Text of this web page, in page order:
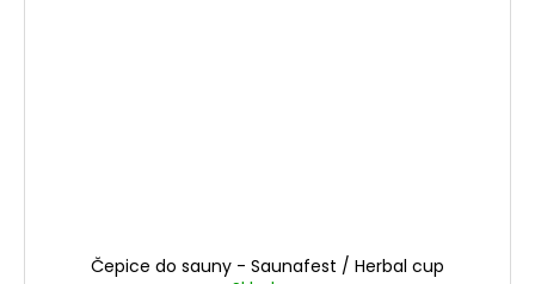
Čepice do sauny - Saunafest / Herbal cup